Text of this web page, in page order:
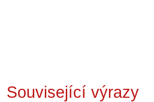
Související výrazy